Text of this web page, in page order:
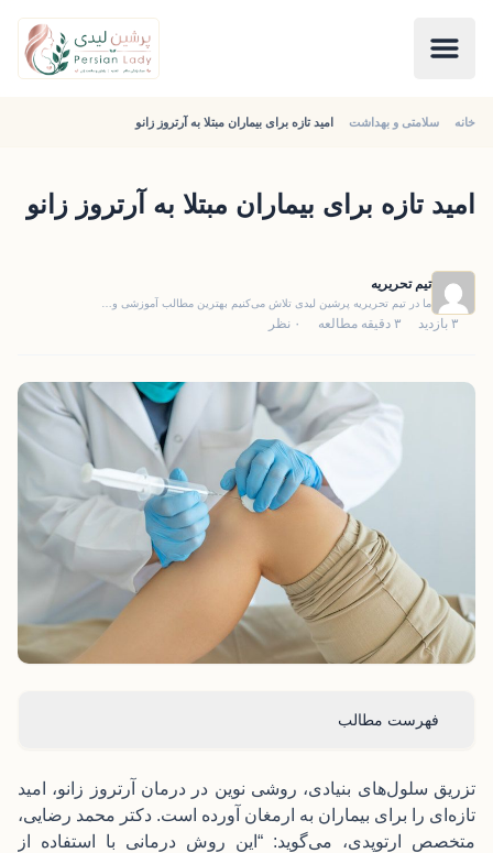
خانه سلامتی و بهداشت امید تازه برای بیماران مبتلا به آرتروز زانو
امید تازه برای بیماران مبتلا به آرتروز زانو
تیم تحریریه
ما در تیم تحریریه پرشین لیدی تلاش می‌کنیم بهترین مطالب آموزشی و…
۳ بازدید ۳ دقیقه مطالعه ۰ نظر
فهرست مطالب
تزریق سلول‌های بنیادی، روشی نوین در درمان آرتروز زانو، امید
تازه‌ای را برای بیماران به ارمغان آورده است. دکتر محمد رضایی،
متخصص ارتوپدی، می‌گوید: “این روش درمانی با استفاده از